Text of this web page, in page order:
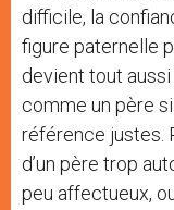
difficile, la
figure paternelle
devient tout
comme un père si
référence justes.
d’un père trop
peu affectueux,